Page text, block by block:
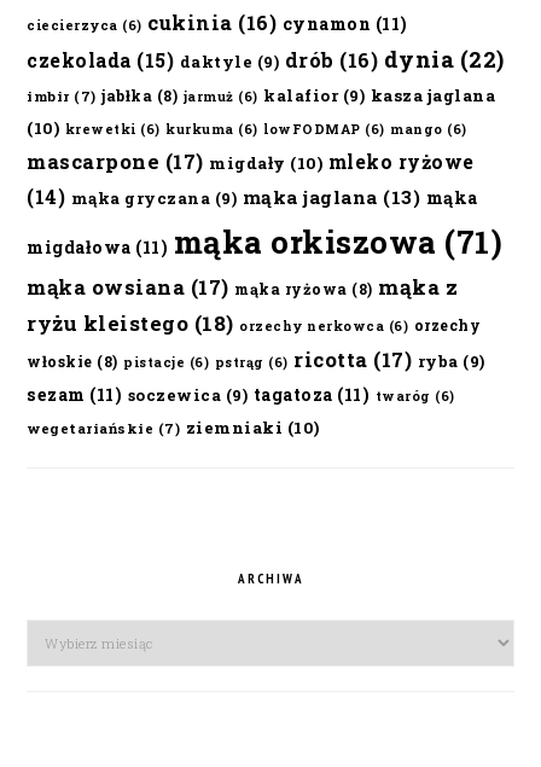
ciecierzyca (6) cukinia (16) cynamon (11)
czekolada (15) daktyle (9) drób (16) dynia (22)
imbir (7) jabłka (8) jarmuż (6) kalafior(9) kasza jaglana
(10) krewetki (6) kurkuma (6) lowFODMAP (6) mango (6)
mascarpone (17) migdały (10) mleko ryżowe
(14) mąka gryczana (9) mąka jaglana (13) mąka
migdałowa (11) mąka orkiszowa (71)
mąka owsiana (17) mąka ryżowa (8) mąka z
ryżu kleistego (18) orzechy nerkowca (6) orzechy
włoskie (8) pistacje (6) pstrąg (6) ricotta (17) ryba (9)
sezam (11) soczewica (9) tagatoza (11) twaróg (6)
wegetariańskie (7) ziemniaki (10)
ARCHIWA
Archiwa